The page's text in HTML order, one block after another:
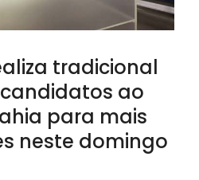
tradicional
ao
para mais
neste domingo